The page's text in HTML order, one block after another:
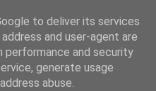
to deliver its services
and user-agent are
performance and security
generate usage
abuse.